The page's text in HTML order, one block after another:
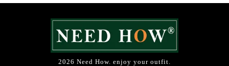
2026 Need How. enjoy your outfit.